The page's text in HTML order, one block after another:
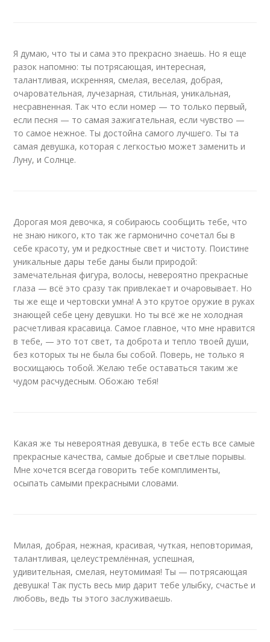
Я думаю, что ты и сама это прекрасно знаешь. Но я еще
разок напомню: ты потрясающая, интересная,
талантливая, искренняя, смелая, веселая, добрая,
очаровательная, лучезарная, стильная, уникальная,
несравненная. Так что если номер — то только первый,
если песня — то самая зажигательная, если чувство —
то самое нежное. Ты достойна самого лучшего. Ты та
самая девушка, которая с легкостью может заменить и
Луну, и Солнце.
Дорогая моя девочка, я собираюсь сообщить тебе, что
не знаю никого, кто так же гармонично сочетал бы в
себе красоту, ум и редкостные свет и чистоту. Поистине
уникальные дары тебе даны были природой:
замечательная фигура, волосы, невероятно прекрасные
глаза — всё это сразу так привлекает и очаровывает. Но
ты же еще и чертовски умна! А это крутое оружие в руках
знающей себе цену девушки. Но ты всё же не холодная
расчетливая красавица. Самое главное, что мне нравится
в тебе, — это тот свет, та доброта и тепло твоей души,
без которых ты не была бы собой. Поверь, не только я
восхищаюсь тобой. Желаю тебе оставаться таким же
чудом расчудесным. Обожаю тебя!
Какая же ты невероятная девушка, в тебе есть все самые
прекрасные качества, самые добрые и светлые порывы.
Мне хочется всегда говорить тебе комплименты,
осыпать самыми прекрасными словами.
Милая, добрая, нежная, красивая, чуткая, неповторимая,
талантливая, целеустремлённая, успешная,
удивительная, смелая, неутомимая! Ты — потрясающая
девушка! Так пусть весь мир дарит тебе улыбку, счастье и
любовь, ведь ты этого заслуживаешь.